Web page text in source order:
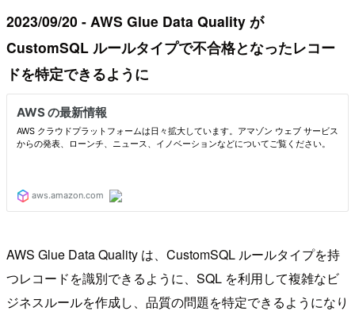
2023/09/20 - AWS Glue Data Quality が
CustomSQL ルールタイプで不合格となったレコー
ドを特定できるように
AWS Glue Data Quality は、CustomSQL ルールタイプを持
つレコードを識別できるように、SQL を利用して複雑なビ
ジネスルールを作成し、品質の問題を特定できるようになり